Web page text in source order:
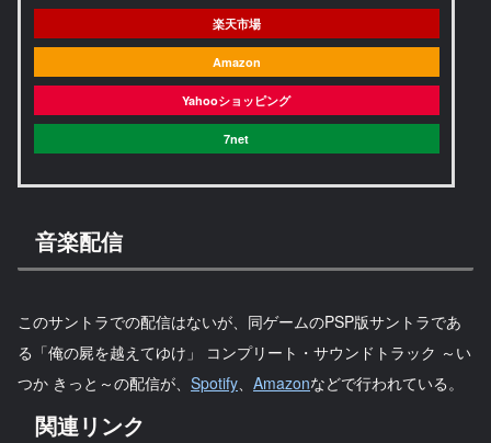
楽天市場
Amazon
Yahooショッピング
7net
音楽配信
このサントラでの配信はないが、同ゲームのPSP版サントラであ
る「俺の屍を越えてゆけ」 コンプリート・サウンドトラック ～い
つか きっと～の配信が、 Spotify、 Amazonなどで行われている。
関連リンク